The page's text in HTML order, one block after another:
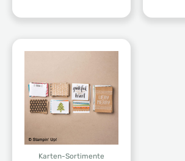
Karten-Sortimente